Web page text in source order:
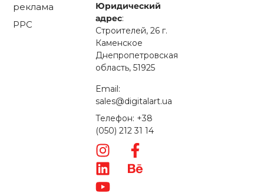
реклама
PPC
Юридический
адрес:
Строителей, 26 г.
Каменское
Днепропетровская
область, 51925
Email:
sales@digitalart.ua
Телефон: +38
(050) 212 31 14